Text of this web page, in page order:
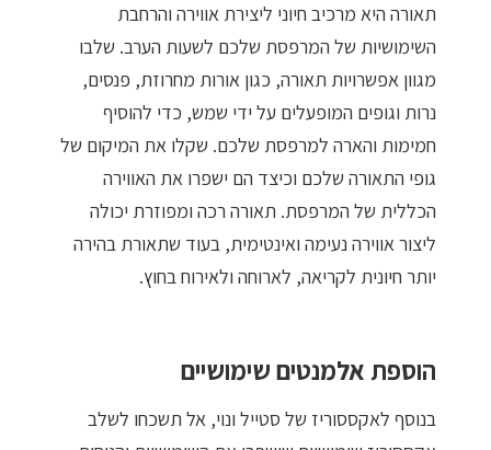
תאורה היא מרכיב חיוני ליצירת אווירה והרחבת
השימושיות של המרפסת שלכם לשעות הערב. שלבו
מגוון אפשרויות תאורה, כגון אורות מחרוזת, פנסים,
נרות וגופים המופעלים על ידי שמש, כדי להוסיף
חמימות והארה למרפסת שלכם. שקלו את המיקום של
גופי התאורה שלכם וכיצד הם ישפרו את האווירה
הכללית של המרפסת. תאורה רכה ומפוזרת יכולה
ליצור אווירה נעימה ואינטימית, בעוד שתאורת בהירה
יותר חיונית לקריאה, לארוחה ולאירוח בחוץ.
הוספת אלמנטים שימושיים
בנוסף לאקססוריז של סטייל ונוי, אל תשכחו לשלב